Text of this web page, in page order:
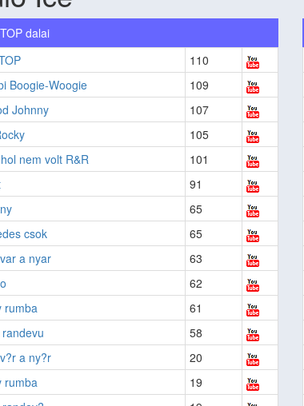
dalai
110
Boogie-Woogie
109
Johnny
107
105
nem volt R&R
101
91
65
csok
65
a nyar
63
62
rumba
61
58
a ny?r
20
rumba
19